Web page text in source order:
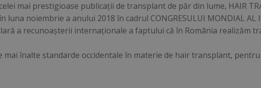
mai prestigioase publicaţii de transplant de păr din lume, HAIR
noiembrie a anului 2018 în cadrul CONGRESULUI MONDIAL AL
a recunoaşterii internaţionale a faptului că în România realizăm
mai înalte standarde occidentale în materie de hair transplant,